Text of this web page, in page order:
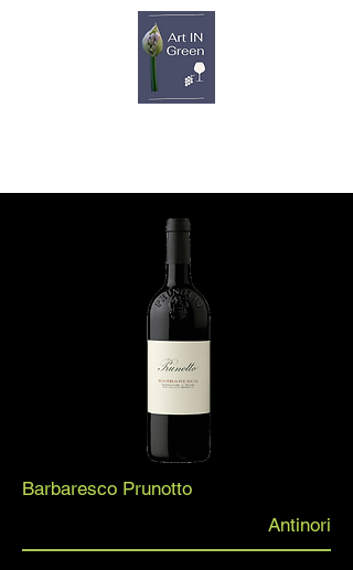
Barbaresco Prunotto
Antinori